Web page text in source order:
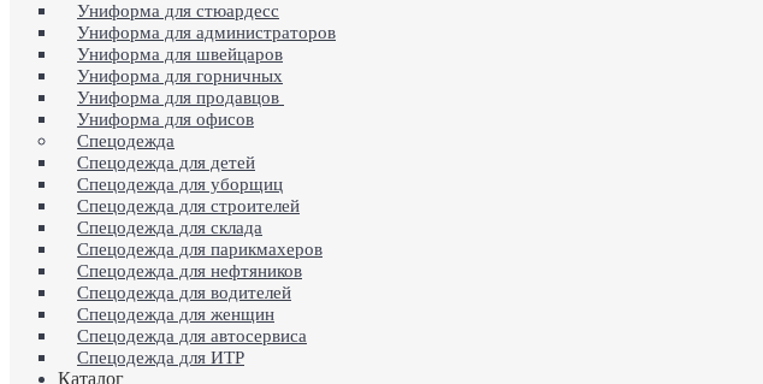
Униформа для стюардесс
Униформа для администраторов
Униформа для швейцаров
Униформа для горничных
Униформа для продавцов
Униформа для офисов
Спецодежда
Спецодежда для детей
Спецодежда для уборщиц
Спецодежда для строителей
Спецодежда для склада
Спецодежда для парикмахеров
Спецодежда для нефтяников
Спецодежда для водителей
Спецодежда для женщин
Спецодежда для автосервиса
Спецодежда для ИТР
Каталог